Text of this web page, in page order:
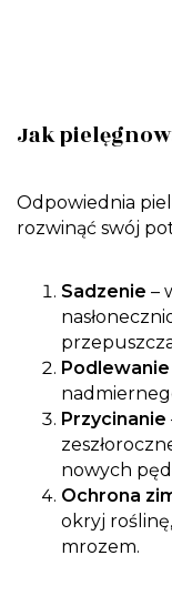
Jak
Odpowiednia
rozwinąć swój
Sadzenie –
Podlewanie
Przycinanie
nowych
Ochrona
okryj
mrozem.